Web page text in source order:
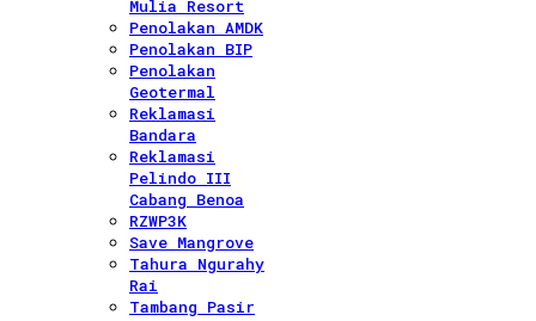
Mulia Resort
Penolakan AMDK
Penolakan BIP
Penolakan
Geotermal
Reklamasi
Bandara
Reklamasi
Pelindo III
Cabang Benoa
RZWP3K
Save Mangrove
Tahura Ngurahy
Rai
Tambang Pasir